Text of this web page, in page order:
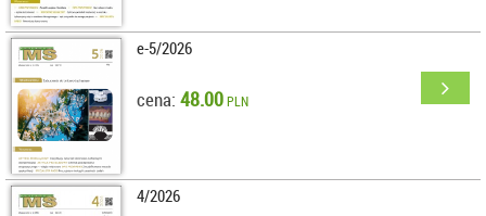
e-5/2026
cena: 48.00PLN
4/2026